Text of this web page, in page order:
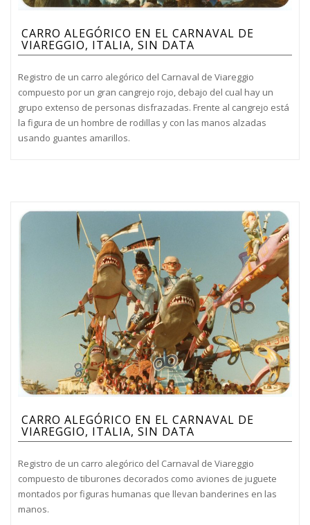
CARRO ALEGÓRICO EN EL CARNAVAL DE
VIAREGGIO, ITALIA, SIN DATA
Registro de un carro alegórico del Carnaval de Viareggio
compuesto por un gran cangrejo rojo, debajo del cual hay un
grupo extenso de personas disfrazadas. Frente al cangrejo está
la figura de un hombre de rodillas y con las manos alzadas
usando guantes amarillos.
CARRO ALEGÓRICO EN EL CARNAVAL DE
VIAREGGIO, ITALIA, SIN DATA
Registro de un carro alegórico del Carnaval de Viareggio
compuesto de tiburones decorados como aviones de juguete
montados por figuras humanas que llevan banderines en las
manos.